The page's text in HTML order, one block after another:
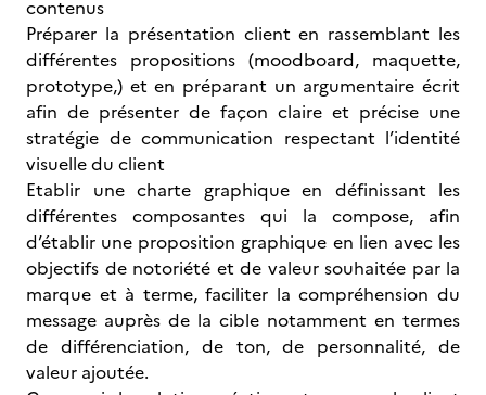
contenus
Préparer la présentation client en rassemblant les
différentes propositions (moodboard, maquette,
prototype,) et en préparant un argumentaire écrit
afin de présenter de façon claire et précise une
stratégie de communication respectant l’identité
visuelle du client
Etablir une charte graphique en définissant les
différentes composantes qui la compose, afin
d’établir une proposition graphique en lien avec les
objectifs de notoriété et de valeur souhaitée par la
marque et à terme, faciliter la compréhension du
message auprès de la cible notamment en termes
de différenciation, de ton, de personnalité, de
valeur ajoutée.